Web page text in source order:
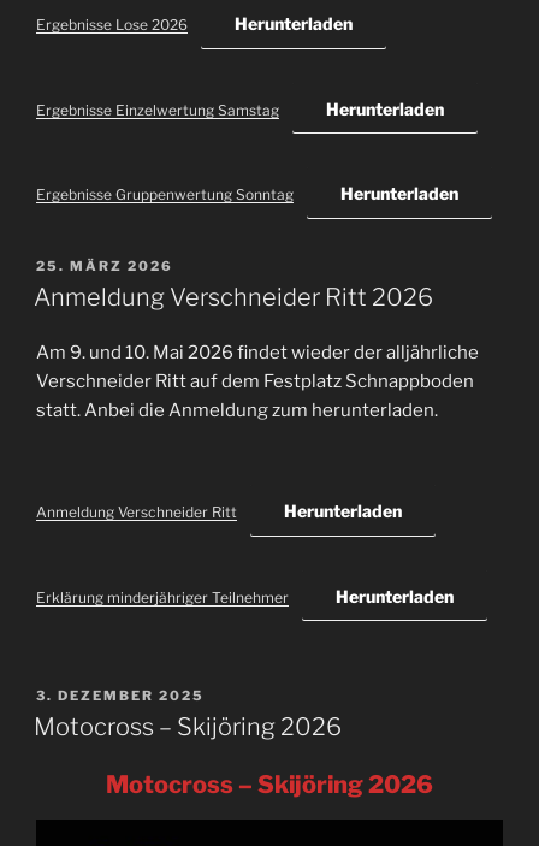
Ergebnisse Lose 2026 Herunterladen
Ergebnisse Einzelwertung Samstag Herunterladen
Ergebnisse Gruppenwertung Sonntag Herunterladen
VERÖFFENTLICHT
AM
25. MÄRZ 2026
Anmeldung Verschneider Ritt 2026
Am 9. und 10. Mai 2026 findet wieder der alljährliche
Verschneider Ritt auf dem Festplatz Schnappboden
statt. Anbei die Anmeldung zum herunterladen.
Anmeldung Verschneider Ritt Herunterladen
Erklärung minderjähriger Teilnehmer Herunterladen
VERÖFFENTLICHT
AM
3. DEZEMBER 2025
Motocross – Skijöring 2026
Motocross – Skijöring 2026